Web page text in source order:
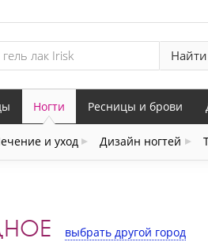
Найти
Ногти
и уход Дизайн ногтей
Ресницы и брови
выбрать другой город